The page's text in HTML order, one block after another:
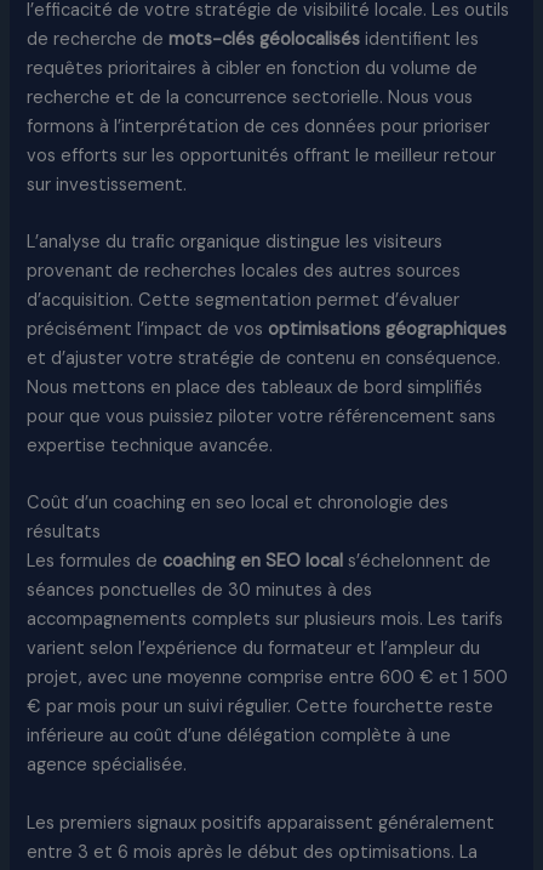
l’efficacité de votre stratégie de visibilité locale. Les outils
de recherche demots-clés géolocalisés identifient les
requêtes prioritaires à cibler en fonction du volume de
recherche et de la concurrence sectorielle. Nous vous
formons à l’interprétation de ces données pour prioriser
vos efforts sur les opportunités offrant le meilleur retour
sur investissement.
L’analyse du trafic organique distingue les visiteurs
provenant de recherches locales des autres sources
d’acquisition. Cette segmentation permet d’évaluer
précisément l’impact de vos optimisations géographiques
et d’ajuster votre stratégie de contenu en conséquence.
Nous mettons en place des tableaux de bord simplifiés
pour que vous puissiez piloter votre référencement sans
expertise technique avancée.
Coût d’un coaching en seo local et chronologie des
résultats
Les formules de coaching en SEO locals’échelonnent de
séances ponctuelles de 30 minutes à des
accompagnements complets sur plusieurs mois. Les tarifs
varient selon l’expérience du formateur et l’ampleur du
projet, avec une moyenne comprise entre 600 € et 1 500
€ par mois pour un suivi régulier. Cette fourchette reste
inférieure au coût d’une délégation complète à une
agence spécialisée.
Les premiers signaux positifs apparaissent généralement
entre 3 et 6 mois après le début des optimisations. La